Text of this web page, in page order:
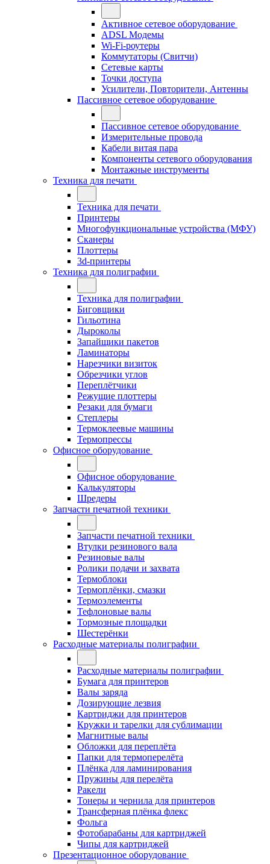
Активное сетевое оборудование
ADSL Модемы
Wi-Fi-роутеры
Коммутаторы (Свитчи)
Сетевые карты
Точки доступа
Усилители, Повторители, Антенны
Пассивное сетевое оборудование
Пассивное сетевое оборудование
Измерительные провода
Кабели витая пара
Компоненты сетевого оборудования
Монтажные инструменты
Техника для печати
Техника для печати
Принтеры
Многофункциональные устройства (МФУ)
Сканеры
Плоттеры
3d-принтеры
Техника для полиграфии
Техника для полиграфии
Биговщики
Гильотина
Дыроколы
Запайщики пакетов
Ламинаторы
Нарезчики визиток
Обрезчики углов
Переплётчики
Режущие плоттеры
Резаки для бумаги
Степлеры
Термоклеевые машины
Термопрессы
Офисное оборудование
Офисное оборудование
Калькуляторы
Шредеры
Запчасти печатной техники
Запчасти печатной техники
Втулки резинового вала
Резиновые валы
Ролики подачи и захвата
Термоблоки
Термоплёнки, смазки
Термоэлементы
Тефлоновые валы
Тормозные площадки
Шестерёнки
Расходные материалы полиграфии
Расходные материалы полиграфии
Бумага для принтеров
Валы заряда
Дозирующие лезвия
Картриджи для принтеров
Кружки и тарелки для сублимации
Магнитные валы
Обложки для переплёта
Папки для термоперелёта
Плёнка для ламинирования
Пружины для перелёта
Ракели
Тонеры и чернила для принтеров
Трансферная плёнка флекс
Фольга
Фотобарабаны для картриджей
Чипы для картриджей
Презентационное оборудование